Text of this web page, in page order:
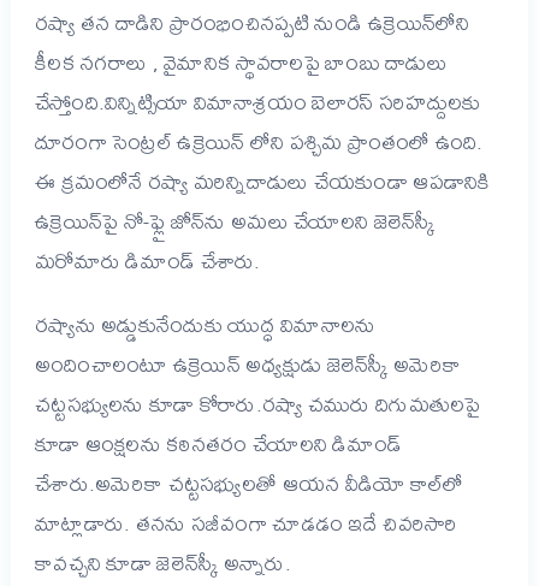
రష్యా తన దాడిని ప్రారంభించినప్పటి నుండి ఉక్రెయిన్‌లోని
కీలక నగరాలు , వైమానిక స్థావరాలపై బాంబు దాడులు
చేస్తోంది.విన్నిట్సియా విమానాశ్రయం బెలారస్ సరిహద్దులకు
దూరంగా సెంట్రల్ ఉక్రెయిన్ లోని పశ్చిమ ప్రాంతంలో ఉంది.
ఈ క్రమంలోనే రష్యా మరిన్నిదాడులు చేయకుండా ఆపడానికి
ఉక్రెయిన్‌పై నో-ఫ్లై జోన్‌ను అమలు చేయాలని జెలెన్‌స్కీ
మరోమారు డిమాండ్‌ చేశారు.
రష్యాను అడ్డుకునేందుకు యుద్ధ విమానాలను
అందించాలంటూ ఉక్రెయిన్‌ అధ్యక్షుడు జెలెన్‌స్కీ అమెరికా
చట్టసభ్యులను కూడా కోరారు.రష్యా చమురు దిగుమతులపై
కూడా ఆంక్షలను కఠినతరం చేయాలని డిమాండ్
చేశారు.అమెరికా చట్టసభ్యులతో ఆయన వీడియో కాల్‌లో
మాట్లాడారు. తనను సజీవంగా చూడడం ఇదే చివరిసారి
కావచ్చని కూడా జెలెన్‌స్కీ అన్నారు.